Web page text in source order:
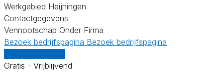
Werkgebied Heijningen
Contactgegevens
Vennootschap Onder Firma
Bezoek bedrijfspagina Bezoek bedrijfspagina
Gratis - Vrijblijvend